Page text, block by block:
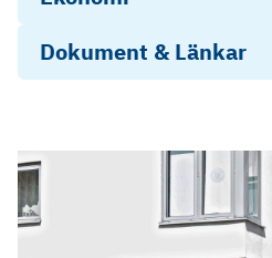
Dokument & Länkar